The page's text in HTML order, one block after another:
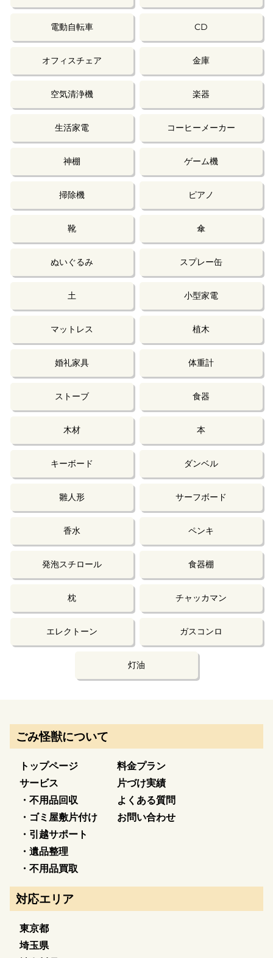
電動自転車 CD
オフィスチェア 金庫
空気清浄機 楽器
生活家電 コーヒーメーカー
神棚 ゲーム機
掃除機 ピアノ
靴 傘
ぬいぐるみ スプレー缶
土 小型家電
マットレス 植木
婚礼家具 体重計
ストーブ 食器
木材 本
キーボード ダンベル
雛人形 サーフボード
香水 ペンキ
発泡スチロール 食器棚
枕 チャッカマン
エレクトーン ガスコンロ
灯油
ごみ怪獣について
トップページ
サービス
・不用品回収
・ゴミ屋敷片付け
・引越サポート
・遺品整理
・不用品買取
料金プラン
片づけ実績
よくある質問
お問い合わせ
対応エリア
東京都
埼玉県